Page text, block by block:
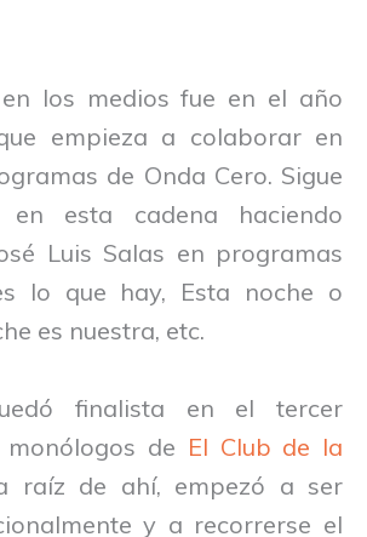
los medios fue en el año
empieza a colaborar en
de Onda Cero. Sigue
en esta cadena haciendo
Luis Salas en programas
lo que hay, Esta noche o
es nuestra, etc.
finalista en el tercer
de El Club de la
raíz de ahí, empezó a ser
y a recorrerse el